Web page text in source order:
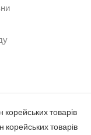
товарів
товарів